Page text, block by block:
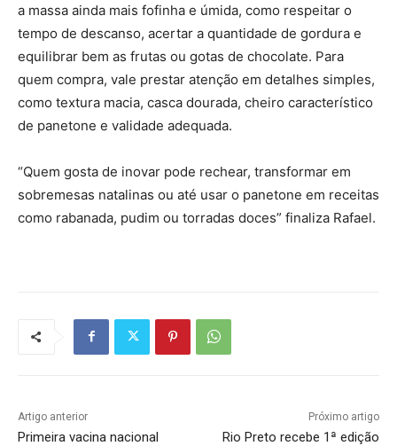
a massa ainda mais fofinha e úmida, como respeitar o
tempo de descanso, acertar a quantidade de gordura e
equilibrar bem as frutas ou gotas de chocolate. Para
quem compra, vale prestar atenção em detalhes simples,
como textura macia, casca dourada, cheiro característico
de panetone e validade adequada.
“Quem gosta de inovar pode rechear, transformar em
sobremesas natalinas ou até usar o panetone em receitas
como rabanada, pudim ou torradas doces” finaliza Rafael.
Artigo anterior
Primeira vacina nacional
Próximo artigo
Rio Preto recebe 1ª edição